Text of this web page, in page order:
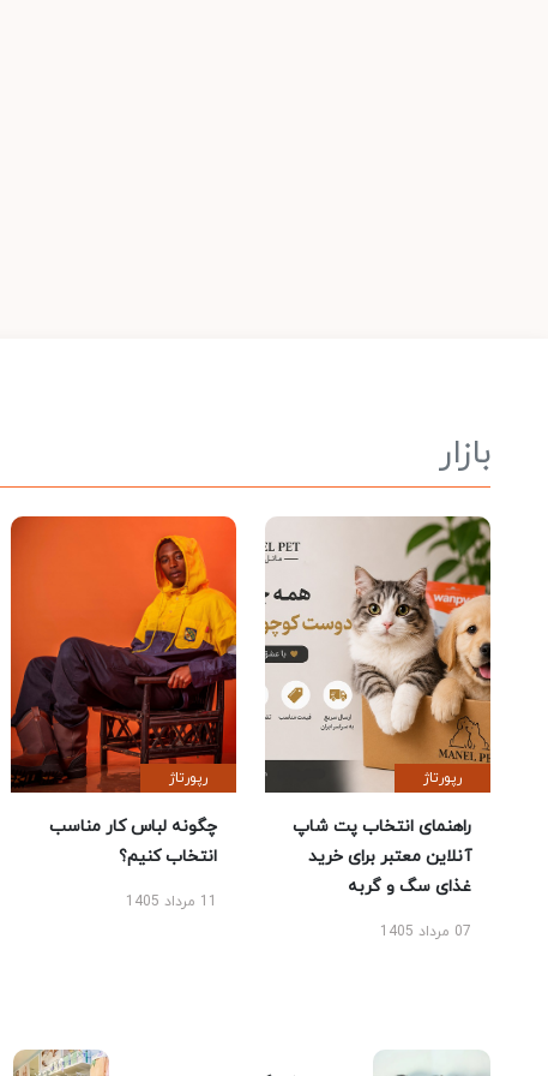
بازار
رپورتاژ
راهنمای انتخاب پت شاپ
آنلاین معتبر برای خرید
غذای سگ و گربه
07 مرداد 1405
رپورتاژ
چگونه لباس کار مناسب
انتخاب کنیم؟
11 مرداد 1405